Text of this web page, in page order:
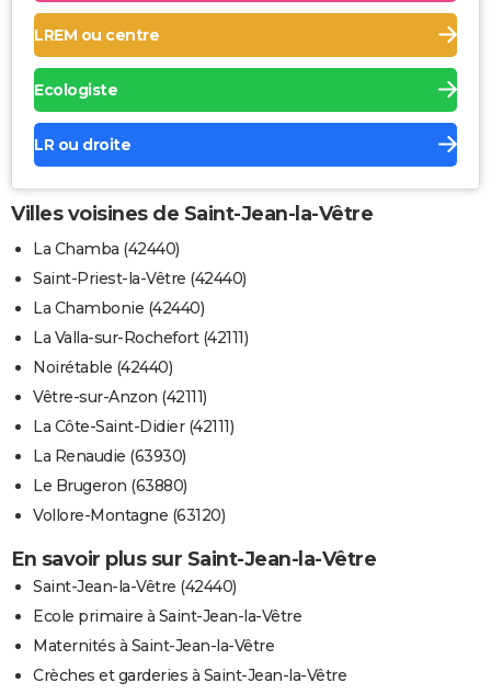
LREM ou centre
Ecologiste
LR ou droite
Villes voisines de Saint-Jean-la-Vêtre
La Chamba (42440)
Saint-Priest-la-Vêtre (42440)
La Chambonie (42440)
La Valla-sur-Rochefort (42111)
Noirétable (42440)
Vêtre-sur-Anzon (42111)
La Côte-Saint-Didier (42111)
La Renaudie (63930)
Le Brugeron (63880)
Vollore-Montagne (63120)
En savoir plus sur Saint-Jean-la-Vêtre
Saint-Jean-la-Vêtre (42440)
Ecole primaire à Saint-Jean-la-Vêtre
Maternités à Saint-Jean-la-Vêtre
Crèches et garderies à Saint-Jean-la-Vêtre